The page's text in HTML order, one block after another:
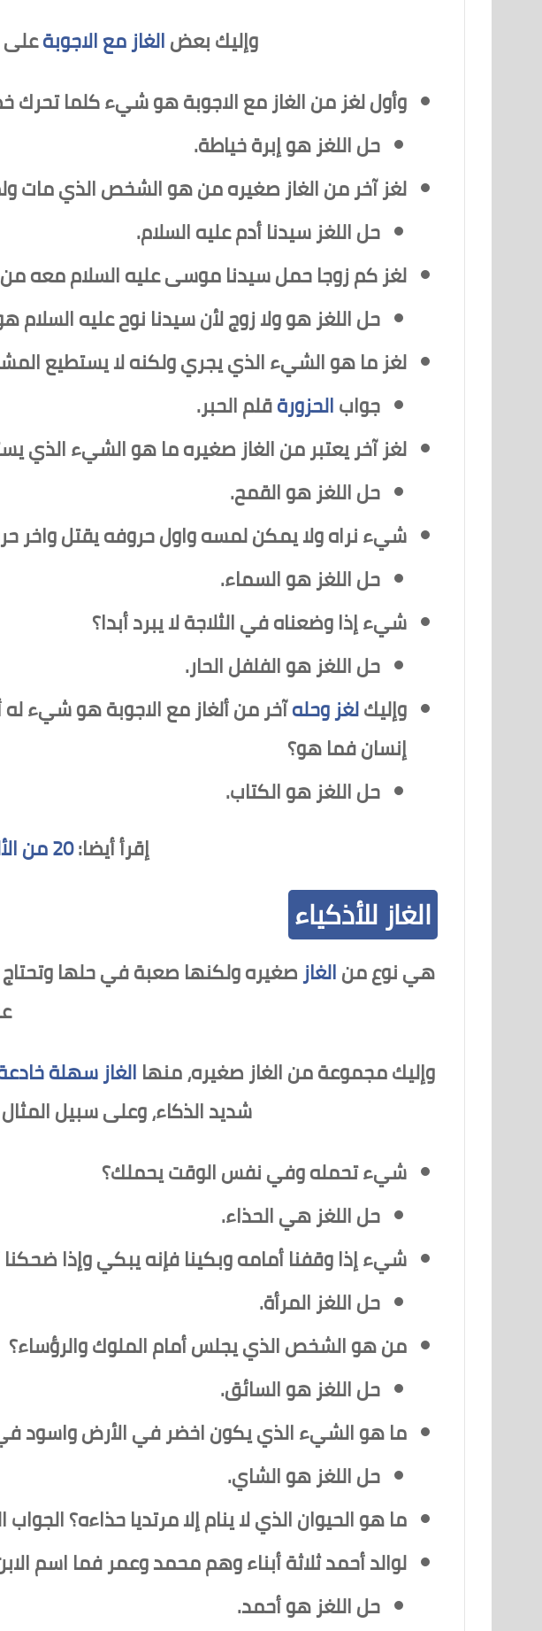
وإليك بعضالغاز مع الاجوبةعلى
وأول لغز من الغاز مع الاجوبة هو شيء كلما
حل اللغز هو إبرة خياطة.
لغز آخر من الغاز صغيره من هو الشخص الذي مات
حل اللغز سيدنا أدم عليه السلام.
لغز كم زوجا حمل سيدنا موسى عليه السلام معه
حل اللغز هو ولا زوج لأن سيدنا نوح عليه
لغز ما هو الشيء الذي يجري ولكنه لا يستطيع
جوابالحزورةقلم الحبر.
لغز آخر يعتبر من الغاز صغيره ما هو الشيء الذي
حل اللغز هو القمح.
شيء نراه ولا يمكن لمسه واول حروفه يقتل واخر
حل اللغز هو السماء.
شيء إذا وضعناه في الثلاجة لا يبرد أبدا؟
حل اللغز هو الفلفل الحار.
وإليكلغز وحلهآخر من ألغاز مع الاجوبة هو شيء
إنسان فما هو؟
حل اللغز هو الكتاب.
إقرأ أيضا:20 من الألغاز سهلة تصلح للأطفال والكبار.
الغاز للأذكياء
هي نوع منالغازصغيره ولكنها صعبة في حلها
وإليك مجموعة من الغاز صغيره، منهاالغاز سهلة
شديد الذكاء، وعلى سبيل
شيء تحمله وفي نفس الوقت يحملك؟
حل اللغز هي الحذاء.
شيء إذا وقفنا أمامه وبكينا فإنه يبكي وإذا
حل اللغز المرأة.
من هو الشخص الذي يجلس أمام الملوك والرؤساء؟
حل اللغز هو السائق.
ما هو الشيء الذي يكون اخضر في الأرض واسود
حل اللغز هو الشاي.
ما هو الحيوان الذي لا ينام إلا مرتديا حذاءه؟
لوالد أحمد ثلاثة أبناء وهم محمد وعمر فما اسم
حل اللغز هو أحمد.